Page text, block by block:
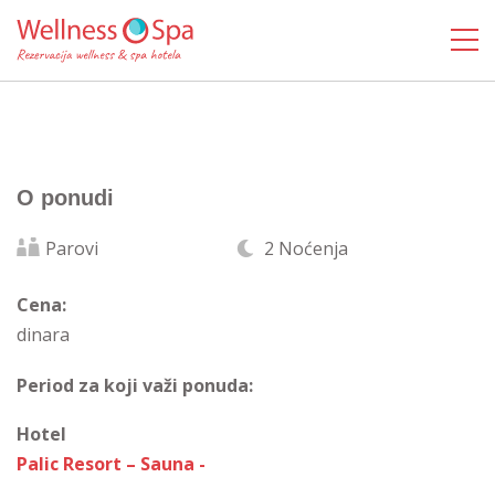
O ponudi
Parovi 2 Noćenja
Cena:
dinara
Period za koji važi ponuda:
Hotel
Palic Resort – Sauna -